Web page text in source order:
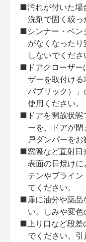
■汚れが付いた場
洗剤で固く絞っ
■シンナー・ベン
がなくなった
しないでくださ
■ドアクローザー
ザーを取付け
パブリック）
使用ください。
■ドアを開放状態
ーを、ドアが
戸ダンパーをお
■窓際など直射日
表面の日焼け
テンやブライ
てください。
■扉に油分や薬品
い。しみや変色
■上り口など段差
でください。